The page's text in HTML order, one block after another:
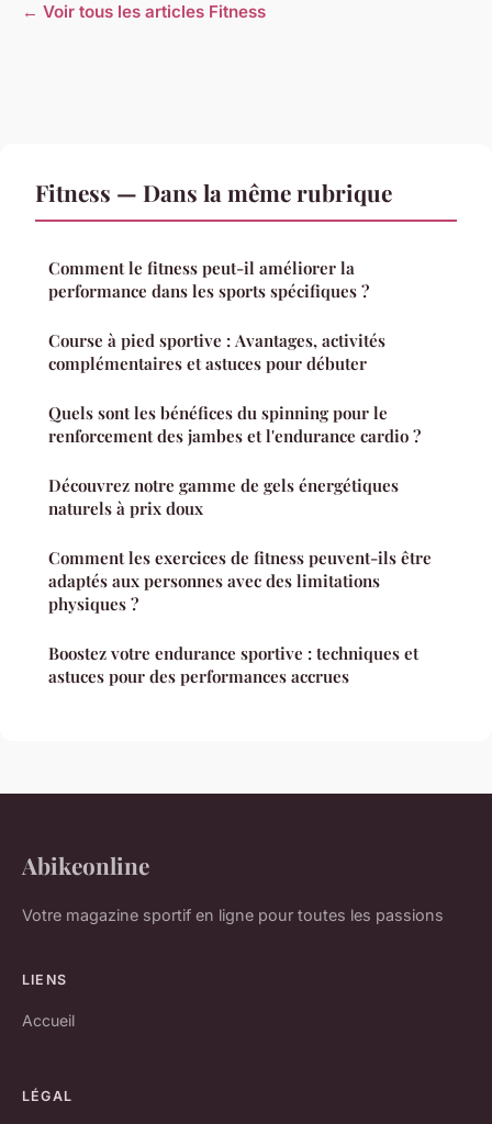
← Voir tous les articles Fitness
Fitness — Dans la même rubrique
Comment le fitness peut-il améliorer la
performance dans les sports spécifiques ?
Course à pied sportive : Avantages, activités
complémentaires et astuces pour débuter
Quels sont les bénéfices du spinning pour le
renforcement des jambes et l'endurance cardio ?
Découvrez notre gamme de gels énergétiques
naturels à prix doux
Comment les exercices de fitness peuvent-ils être
adaptés aux personnes avec des limitations
physiques ?
Boostez votre endurance sportive : techniques et
astuces pour des performances accrues
Abikeonline
Votre magazine sportif en ligne pour toutes les passions
LIENS
Accueil
LÉGAL